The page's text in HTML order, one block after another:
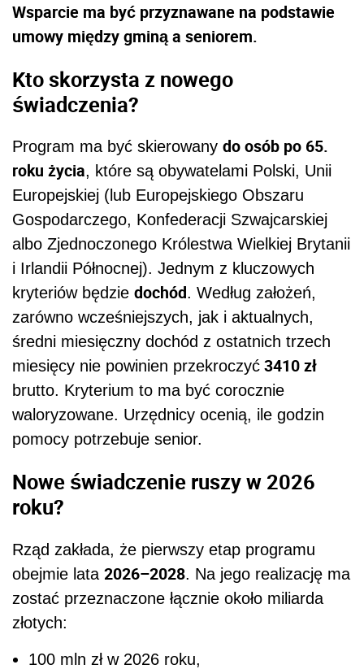
Wsparcie ma być przyznawane na podstawie
umowy między gminą a seniorem.
Kto skorzysta z nowego
świadczenia?
Program ma być skierowany do osób po 65.
roku życia, które są obywatelami Polski, Unii
Europejskiej (lub Europejskiego Obszaru
Gospodarczego, Konfederacji Szwajcarskiej
albo Zjednoczonego Królestwa Wielkiej Brytanii
i Irlandii Północnej). Jednym z kluczowych
kryteriów będzie dochód. Według założeń,
zarówno wcześniejszych, jak i aktualnych,
średni miesięczny dochód z ostatnich trzech
miesięcy nie powinien przekroczyć 3410 zł
brutto. Kryterium to ma być corocznie
waloryzowane. Urzędnicy ocenią, ile godzin
pomocy potrzebuje senior.
Nowe świadczenie ruszy w 2026
roku?
Rząd zakłada, że pierwszy etap programu
obejmie lata 2026–2028. Na jego realizację ma
zostać przeznaczone łącznie około miliarda
złotych:
100 mln zł w 2026 roku,